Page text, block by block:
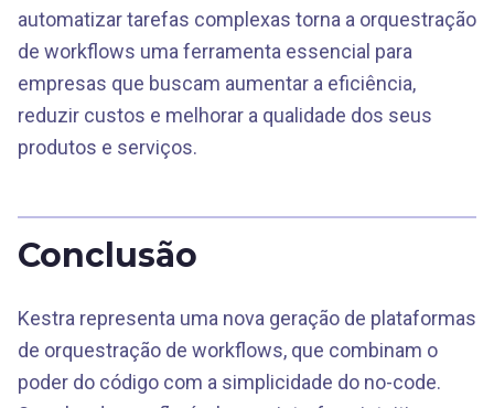
automatizar tarefas complexas torna a orquestração
de workflows uma ferramenta essencial para
empresas que buscam aumentar a eficiência,
reduzir custos e melhorar a qualidade dos seus
produtos e serviços.
Conclusão
Kestra representa uma nova geração de plataformas
de orquestração de workflows, que combinam o
poder do código com a simplicidade do no-code.